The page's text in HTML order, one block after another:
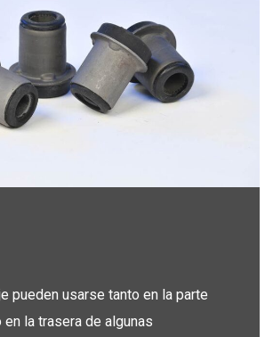
pueden usarse tanto en la parte
la trasera de algunas